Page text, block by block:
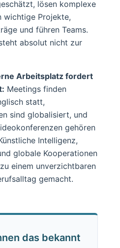
lösen komplexe
wichtige Projekte,
und führen Teams.
absolut nicht zur
Arbeitsplatz fordert
Meetings finden
statt,
sind globalisiert, und
gehören
Intelligenz,
globale Kooperationen
einem unverzichtbaren
gemacht.
das bekannt